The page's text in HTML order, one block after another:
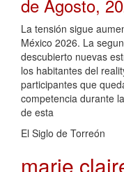
de Agosto,
La tensión sigue
México 2026. La
descubierto nuevas
los habitantes del
participantes que
competencia durante
de esta
El Siglo de Torreón
marie